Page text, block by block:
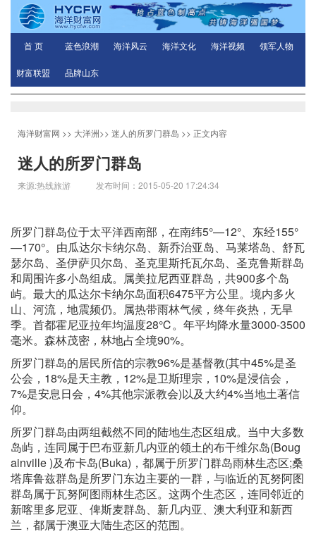
首 页 蓝色浪潮 海洋风云 海洋文化 海洋视频 领军人物
财富联盟 品牌山东
海洋财富网 >> 大洋洲>> 迷人的所罗门群岛 >> 正文内容
迷人的所罗门群岛
来源:热线旅游 发布时间：2015-05-20 17:24:34
所罗门群岛位于太平洋西南部，在南纬5°—12°、东经155°
—170°。由瓜达尔卡纳尔岛、新乔治亚岛、马莱塔岛、舒瓦
瑟尔岛、圣伊萨贝尔岛、圣克里斯托瓦尔岛、圣克鲁斯群岛
和周围许多小岛组成。属美拉尼西亚群岛，共900多个岛
屿。最大的瓜达尔卡纳尔岛面积6475平方公里。境内多火
山、河流，地震频仍。属热带雨林气候，终年炎热，无旱
季。首都霍尼亚拉年均温度28℃。年平均降水量3000-3500
毫米。森林茂密，林地占全境90%。
所罗门群岛的居民所信的宗教96%是基督教(其中45%是圣
公会，18%是天主教，12%是卫斯理宗，10%是浸信会，
7%是安息日会，4%其他宗派教会)以及大约4%当地土著信
仰。
所罗门群岛由两组截然不同的陆地生态区组成。当中大多数
岛屿，连同属于巴布亚新几内亚的领土的布干维尔岛(Boug
ainville )及布卡岛(Buka)，都属于所罗门群岛雨林生态区;桑
塔库鲁兹群岛是所罗门东边主要的一群，与临近的瓦努阿图
群岛属于瓦努阿图雨林生态区。这两个生态区，连同邻近的
新喀里多尼亚、俾斯麦群岛、新几内亚、澳大利亚和新西
兰，都属于澳亚大陆生态区的范围。